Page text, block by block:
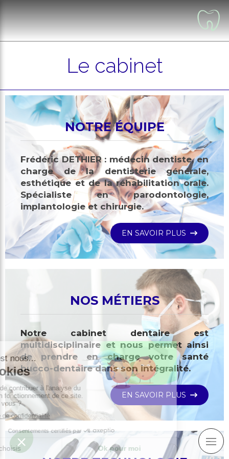
Le cabinet
NOTRE ÉQUIPE
Frédéric DETHIER : médecin dentiste, en
charge de la dentisterie générale,
esthétique et de la réhabilitation orale.
Spécialiste en parodontologie,
implantologie et chirurgie.
EN SAVOIR PLUS
NOS MÉTIERS
Notre cabinet dentaire est
multidisciplinaire et nous permet ainsi
de prendre en charge votre santé
bucco-dentaire dans son intégralité.
EN SAVOIR PLUS